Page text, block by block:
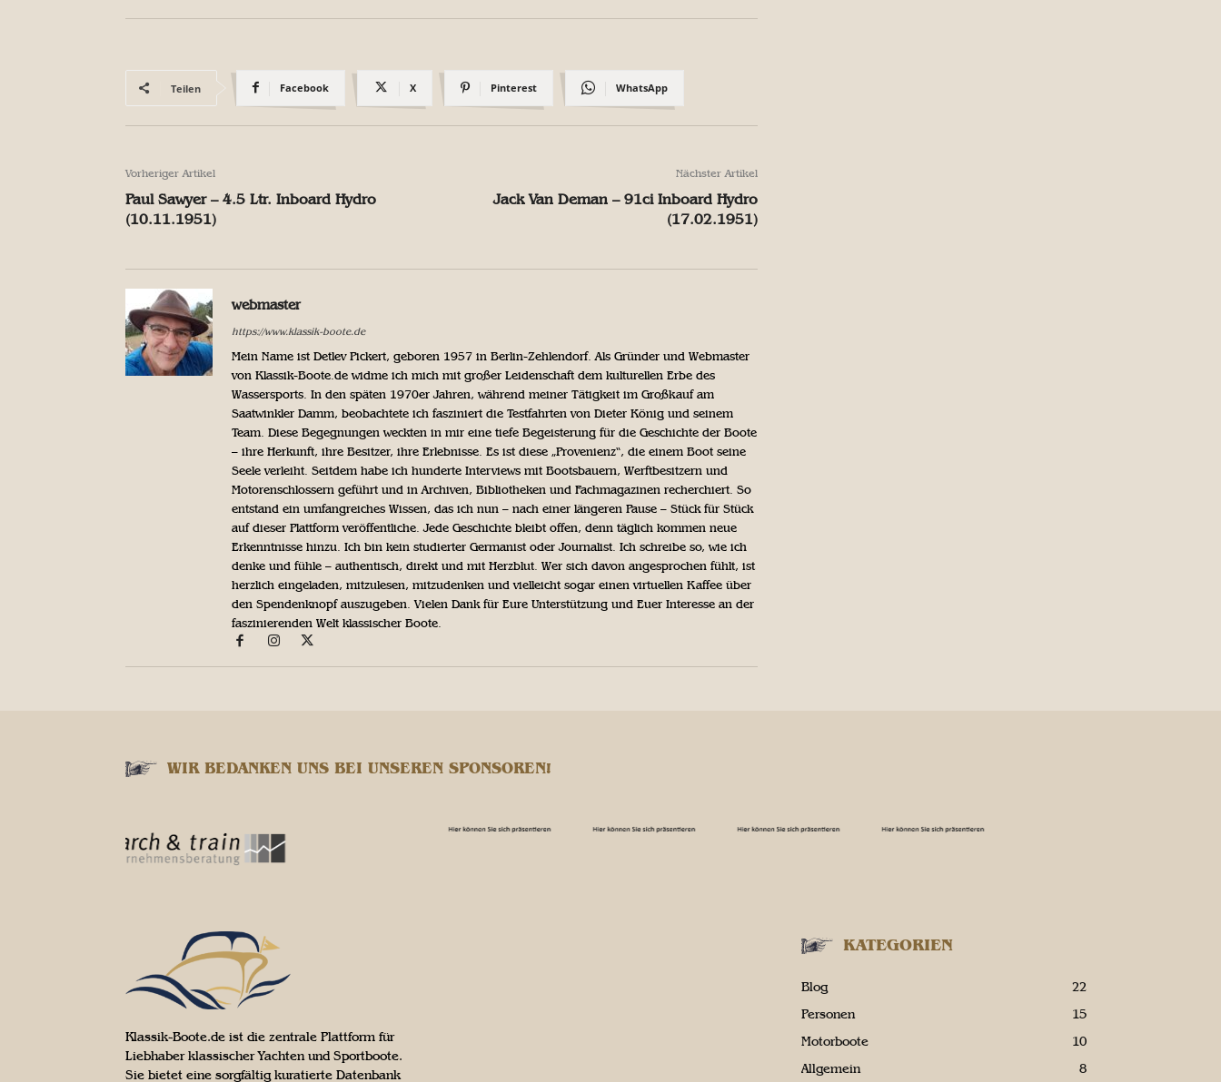
Teilen Facebook X Pinterest WhatsApp
Vorheriger Artikel
Paul Sawyer – 4.5 Ltr. Inboard Hydro
(10.11.1951)
Nächster Artikel
Jack Van Deman – 91ci Inboard Hydro
(17.02.1951)
webmaster
https://www.klassik-boote.de
Mein Name ist Detlev Pickert, geboren 1957 in Berlin-Zehlendorf. Als Gründer und Webmaster
von Klassik-Boote.de widme ich mich mit großer Leidenschaft dem kulturellen Erbe des
Wassersports. In den späten 1970er Jahren, während meiner Tätigkeit im Großkauf am
Saatwinkler Damm, beobachtete ich fasziniert die Testfahrten von Dieter König und seinem
Team. Diese Begegnungen weckten in mir eine tiefe Begeisterung für die Geschichte der Boote
– ihre Herkunft, ihre Besitzer, ihre Erlebnisse. Es ist diese „Provenienz“, die einem Boot seine
Seele verleiht. Seitdem habe ich hunderte Interviews mit Bootsbauern, Werftbesitzern und
Motorenschlossern geführt und in Archiven, Bibliotheken und Fachmagazinen recherchiert. So
entstand ein umfangreiches Wissen, das ich nun – nach einer längeren Pause – Stück für Stück
auf dieser Plattform veröffentliche. Jede Geschichte bleibt offen, denn täglich kommen neue
Erkenntnisse hinzu. Ich bin kein studierter Germanist oder Journalist. Ich schreibe so, wie ich
denke und fühle – authentisch, direkt und mit Herzblut. Wer sich davon angesprochen fühlt, ist
herzlich eingeladen, mitzulesen, mitzudenken und vielleicht sogar einen virtuellen Kaffee über
den Spendenknopf auszugeben. Vielen Dank für Eure Unterstützung und Euer Interesse an der
faszinierenden Welt klassischer Boote.
WIR BEDANKEN UNS BEI UNSEREN SPONSOREN!
Klassik-Boote.de ist die zentrale Plattform für
Liebhaber klassischer Yachten und Sportboote.
Sie bietet eine sorgfältig kuratierte Datenbank
KATEGORIEN
Blog
22
Personen
15
Motorboote
10
Allgemein
8